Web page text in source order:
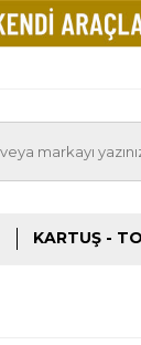
KARTUŞ -